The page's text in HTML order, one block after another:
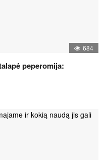
684
peperomija: